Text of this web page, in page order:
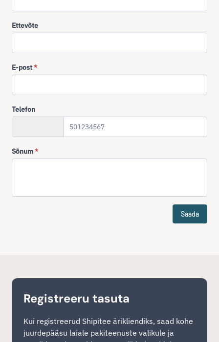
Ettevõte
E-post*
Telefon
Sõnum*
Saada
Registreeru tasuta
Kui registreerud Shipitee ärikliendiks, saad kohe
juurdepääsu laiale pakiteenuste valikule ja